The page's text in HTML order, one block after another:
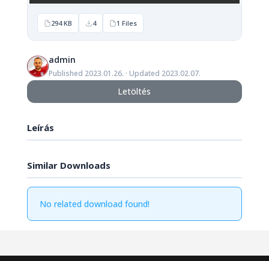
294 KB 4 1 Files
admin
Published 2023.01.26. · Updated 2023.02.07.
Letöltés
Leírás
Similar Downloads
No related download found!